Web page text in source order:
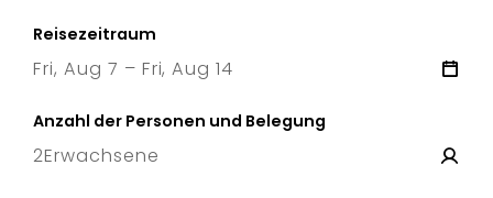
Reisezeitraum
Fri, Aug 7 – Fri, Aug 14
Anzahl der Personen und Belegung
2Erwachsene